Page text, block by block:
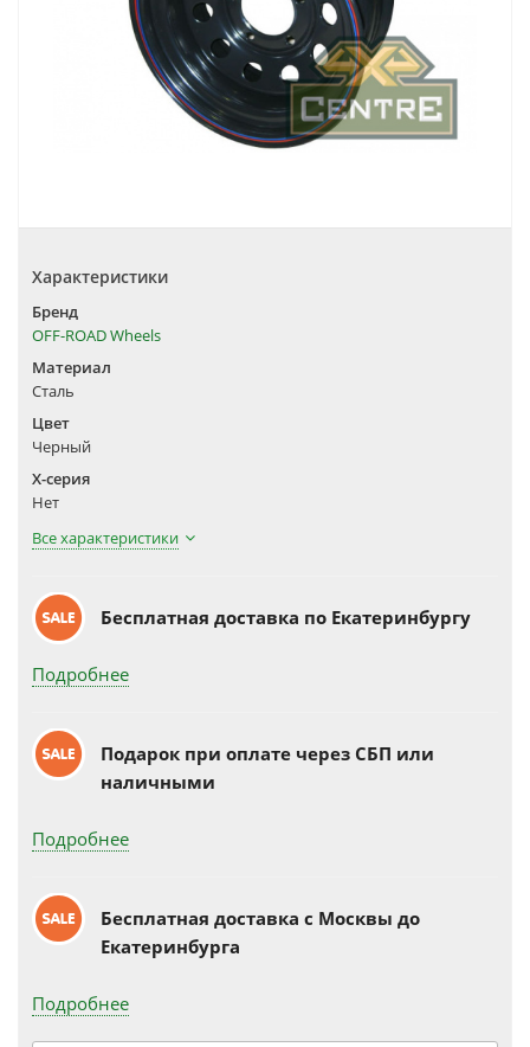
Характеристики
Бренд
OFF-ROAD Wheels
Материал
Сталь
Цвет
Черный
X-серия
Нет
Все характеристики
Бесплатная доставка по Екатеринбургу
Подробнее
Подарок при оплате через СБП или
наличными
Подробнее
Бесплатная доставка c Москвы до
Екатеринбурга
Подробнее